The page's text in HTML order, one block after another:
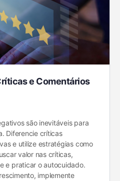
e Comentários
são inevitáveis para
Diferencie críticas
e utilize estratégias como
valor nas críticas,
e praticar o autocuidado.
implemente